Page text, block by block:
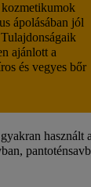
ápolásában jól
ajánlott a
és vegyes bőr